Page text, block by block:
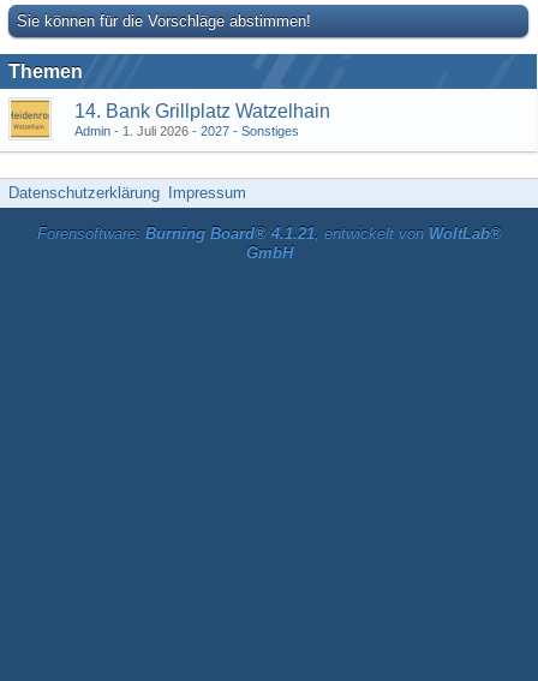
Sie können für die Vorschläge abstimmen!
Themen
14. Bank Grillplatz Watzelhain
Admin 1. Juli 2026 2027 - Sonstiges
Datenschutzerklärung Impressum
Forensoftware: Burning Board® 4.1.21, entwickelt von WoltLab®
GmbH